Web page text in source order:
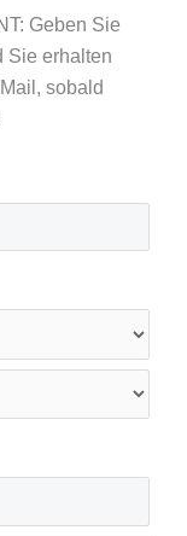
Geben Sie
Sie erhalten
sobald